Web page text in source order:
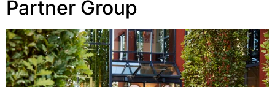
Partner Group